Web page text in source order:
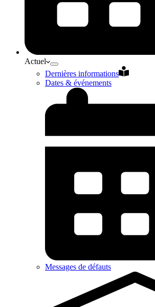
Actuel
Dernières informations
Dates & événements
Messages de défauts